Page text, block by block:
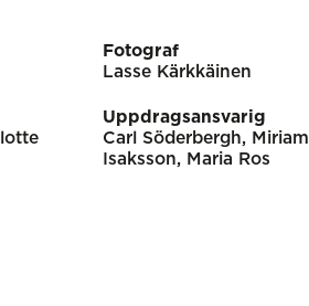
Fotograf
Lasse Kärkkäinen
Uppdragsansvarig
Carl Söderbergh, Miriam
Isaksson, Maria Ros